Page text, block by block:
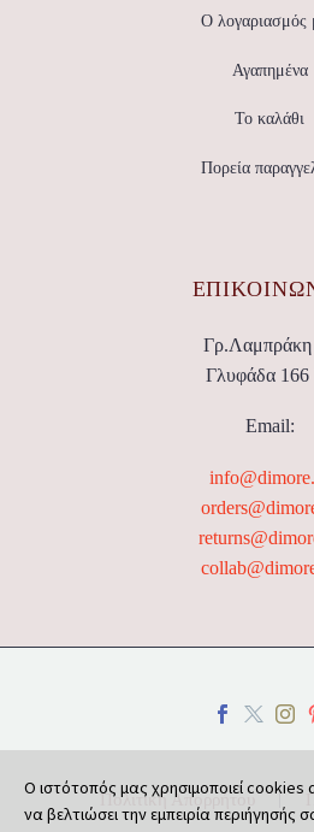
Ο λογαριασμός
Αγαπημένα
Το καλάθι
Πορεία
Γρ.Λαμπράκη
Γλυφάδα 166
Email:
Πολιτική Απορρήτου
Ο ιστότοπός μας χρησιμοποιεί cookies
να βελτιώσει την εμπειρία